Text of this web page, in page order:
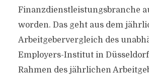
Finanzdienstleistungsbranche
worden. Das geht aus dem
Arbeitgebervergleich des
Employers-Institut in
Rahmen des jährlichen